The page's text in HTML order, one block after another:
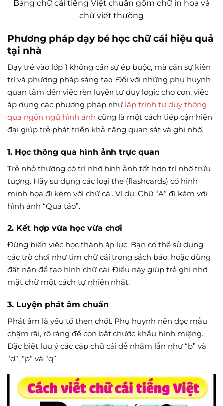
Bảng chữ cái tiếng Việt chuẩn gồm chữ in hoa và
chữ viết thường
Phương pháp dạy bé học chữ cái hiệu quả
tại nhà
Dạy trẻ vào lớp 1 không cần sự ép buộc, mà cần sự kiên
trì và phương pháp sáng tạo. Đối với những phụ huynh
quan tâm đến việc rèn luyện tư duy logic cho con, việc
áp dụng các phương pháp như lập trình tư duy thông
qua ngôn ngữ hình ảnh cũng là một cách tiếp cận hiện
đại giúp trẻ phát triển khả năng quan sát và ghi nhớ.
1. Học thông qua hình ảnh trực quan
Trẻ nhỏ thường có trí nhớ hình ảnh tốt hơn trí nhớ trừu
tượng. Hãy sử dụng các loại thẻ (flashcards) có hình
minh họa đi kèm với chữ cái. Ví dụ: Chữ “A” đi kèm với
hình ảnh “Quả táo”.
2. Kết hợp vừa học vừa chơi
Đừng biến việc học thành áp lực. Bạn có thể sử dụng
các trò chơi như tìm chữ cái trong sách báo, hoặc dùng
đất nặn để tạo hình chữ cái. Điều này giúp trẻ ghi nhớ
mặt chữ một cách tự nhiên nhất.
3. Luyện phát âm chuẩn
Phát âm là yếu tố then chốt. Phụ huynh nên đọc mẫu
chậm rãi, rõ ràng để con bắt chước khẩu hình miệng.
Đặc biệt lưu ý các cặp chữ cái dễ nhầm lẫn như “b” và
“d”, “p” và “q”.